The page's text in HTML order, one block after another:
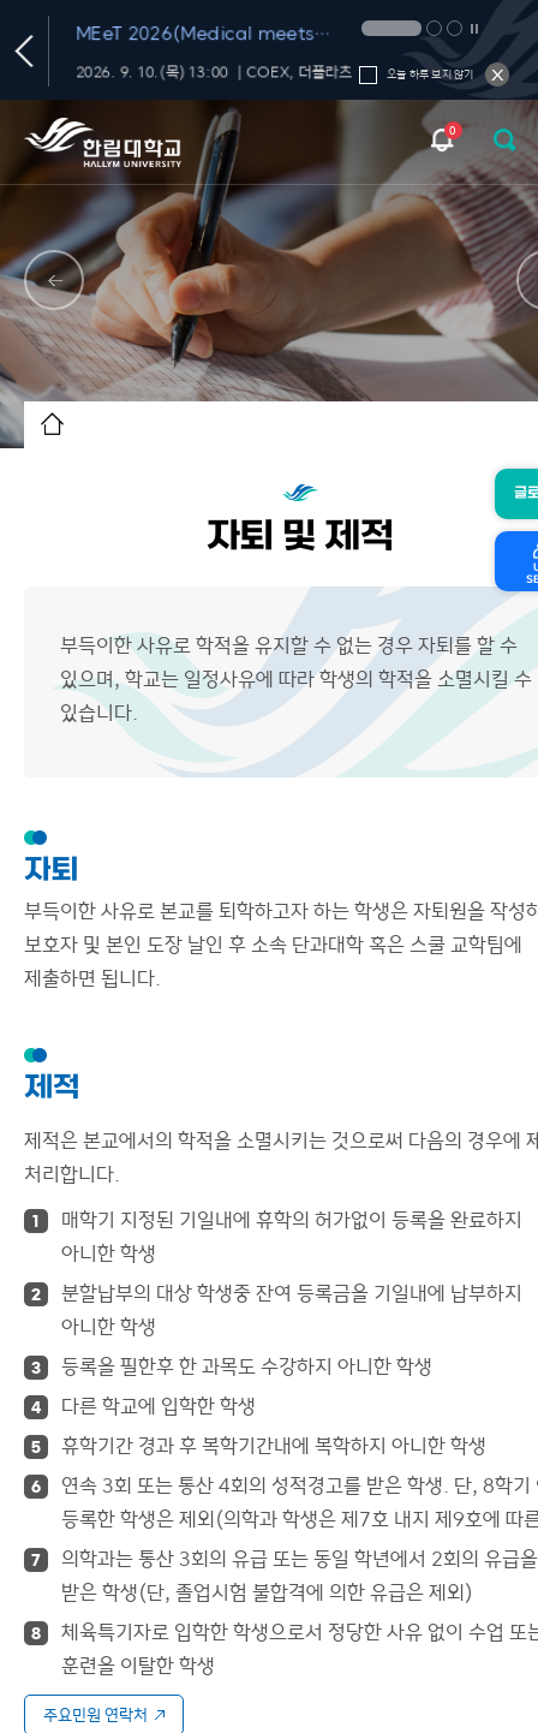
MEeT 2026(Medical meets
Technology 2026)
2026. 9. 10.(목) 13:00 ｜COEX, 더플라츠 오늘 하루 보지 않기
0
글
자퇴 및 제적
부득이한 사유로 학적을 유지할 수 없는 경우 자퇴를 할 수
있으며, 학교는 일정사유에 따라 학생의 학적을 소멸시킬 수
있습니다.
자퇴
부득이한 사유로 본교를 퇴학하고자 하는 학생은 자퇴원을 작성
보호자 및 본인 도장 날인 후 소속 단과대학 혹은 스쿨 교학팀에
제출하면 됩니다.
제적
제적은 본교에서의 학적을 소멸시키는 것으로써 다음의 경우에
처리합니다.
1
매학기 지정된 기일내에 휴학의 허가없이 등록을 완료하지
아니한 학생
2
분할납부의 대상 학생중 잔여 등록금을 기일내에 납부하지
아니한 학생
3 등록을 필한후 한 과목도 수강하지 아니한 학생
4 다른 학교에 입학한 학생
5 휴학기간 경과 후 복학기간내에 복학하지 아니한 학생
6
연속 3회 또는 통산 4회의 성적경고를 받은 학생. 단, 8학기
등록한 학생은 제외(의학과 학생은 제7호 내지 제9호에 따
7
의학과는 통산 3회의 유급 또는 동일 학년에서 2회의 유급을
받은 학생(단, 졸업시험 불합격에 의한 유급은 제외)
8
체육특기자로 입학한 학생으로서 정당한 사유 없이 수업 또
훈련을 이탈한 학생
주요민원 연락처